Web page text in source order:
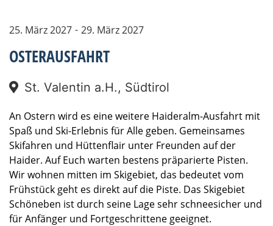
25. März 2027 - 29. März 2027
OSTERAUSFAHRT
St. Valentin a.H., Südtirol
An Ostern wird es eine weitere Haideralm-Ausfahrt mit
Spaß und Ski-Erlebnis für Alle geben. Gemeinsames
Skifahren und Hüttenflair unter Freunden auf der
Haider. Auf Euch warten bestens präparierte Pisten.
Wir wohnen mitten im Skigebiet, das bedeutet vom
Frühstück geht es direkt auf die Piste. Das Skigebiet
Schöneben ist durch seine Lage sehr schneesicher und
für Anfänger und Fortgeschrittene geeignet.